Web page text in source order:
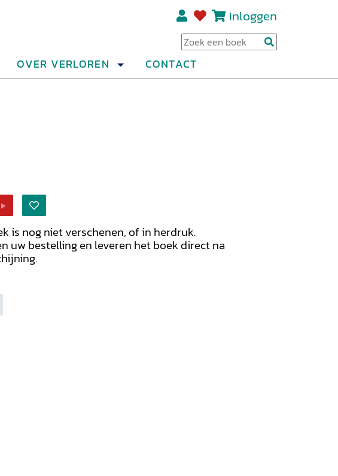
Inloggen
OVER VERLOREN CONTACT
is nog niet verschenen, of in herdruk.
uw bestelling en leveren het boek direct na